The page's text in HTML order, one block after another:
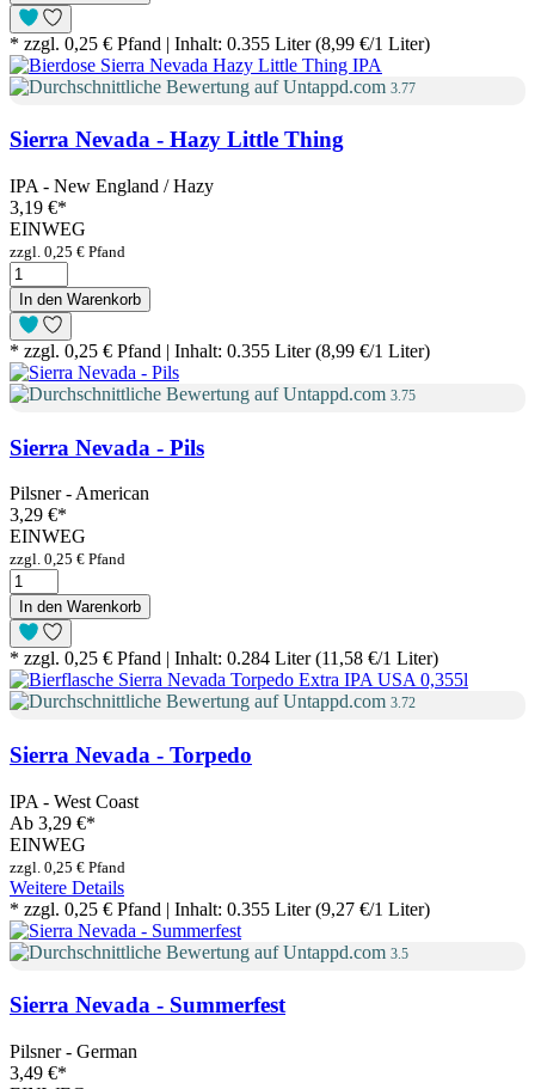
* zzgl. 0,25 € Pfand | Inhalt: 0.355 Liter (8,99 €/1 Liter)
3.77
Sierra Nevada - Hazy Little Thing
IPA - New England / Hazy
3,19 €*
EINWEG
zzgl. 0,25 € Pfand
In den Warenkorb
* zzgl. 0,25 € Pfand | Inhalt: 0.355 Liter (8,99 €/1 Liter)
3.75
Sierra Nevada - Pils
Pilsner - American
3,29 €*
EINWEG
zzgl. 0,25 € Pfand
In den Warenkorb
* zzgl. 0,25 € Pfand | Inhalt: 0.284 Liter (11,58 €/1 Liter)
3.72
Sierra Nevada - Torpedo
IPA - West Coast
Ab 3,29 €*
EINWEG
zzgl. 0,25 € Pfand
Weitere Details
* zzgl. 0,25 € Pfand | Inhalt: 0.355 Liter (9,27 €/1 Liter)
3.5
Sierra Nevada - Summerfest
Pilsner - German
3,49 €*